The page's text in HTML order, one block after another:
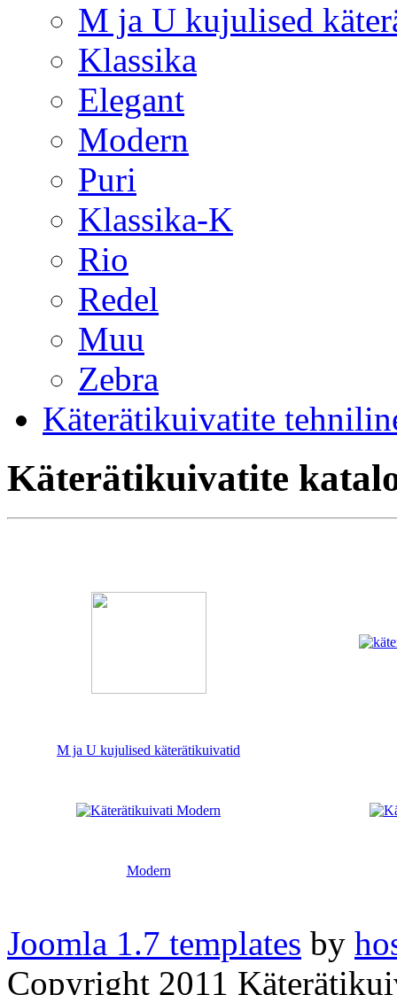
M ja U kujulised
Klassika
Elegant
Modern
Puri
Klassika-K
Rio
Redel
Muu
Zebra
Käterätikuivatite
Käterätikuivatite
M ja U kujulised käterätikuivatid
Modern
Joomla 1.7 templates by
Copyright 2011